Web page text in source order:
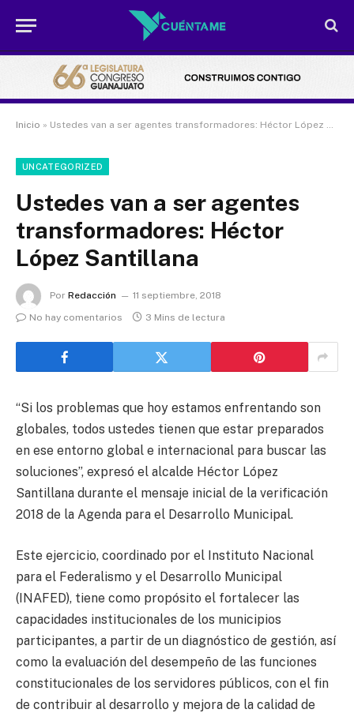
Inicio » Ustedes van a ser agentes transformadores: Héctor López Santillana
UNCATEGORIZED
Ustedes van a ser agentes
transformadores: Héctor
López Santillana
Por Redacción
11 septiembre, 2018
No hay comentarios
3 Mins de lectura
“Si los problemas que hoy estamos enfrentando son
globales, todos ustedes tienen que estar preparados
en ese entorno global e internacional para buscar las
soluciones”, expresó el alcalde Héctor López
Santillana durante el mensaje inicial de la verificación
2018 de la Agenda para el Desarrollo Municipal.
Este ejercicio, coordinado por el Instituto Nacional
para el Federalismo y el Desarrollo Municipal
(INAFED), tiene como propósito el fortalecer las
capacidades institucionales de los municipios
participantes, a partir de un diagnóstico de gestión, así
como la evaluación del desempeño de las funciones
constitucionales de los servidores públicos, con el fin
de contribuir al desarrollo y mejora de la calidad de